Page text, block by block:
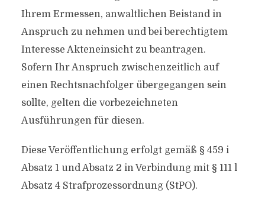
Ihrem Ermessen, anwaltlichen Beistand in
Anspruch zu nehmen und bei berechtigtem
Interesse Akteneinsicht zu beantragen.
Sofern Ihr Anspruch zwischenzeitlich auf
einen Rechtsnachfolger übergegangen sein
sollte, gelten die vorbezeichneten
Ausführungen für diesen.
Diese Veröffentlichung erfolgt gemäß § 459 i
Absatz 1 und Absatz 2 in Verbindung mit § 111 l
Absatz 4 Strafprozessordnung (StPO).